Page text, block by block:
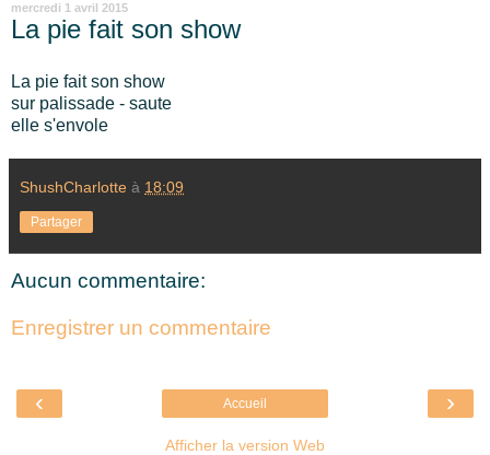
mercredi 1 avril 2015
La pie fait son show
La pie fait son show
sur palissade - saute
elle s'envole
ShushCharlotte à 18:09
Partager
Aucun commentaire:
Enregistrer un commentaire
‹ ›
Accueil
Afficher la version Web